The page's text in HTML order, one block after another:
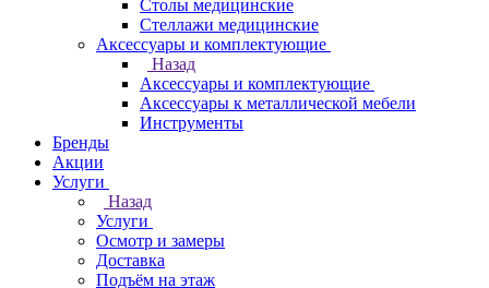
Столы медицинские
Стеллажи медицинские
Аксессуары и комплектующие
Назад
Аксессуары и комплектующие
Аксессуары к металлической мебели
Инструменты
Бренды
Акции
Услуги
Назад
Услуги
Осмотр и замеры
Доставка
Подъём на этаж